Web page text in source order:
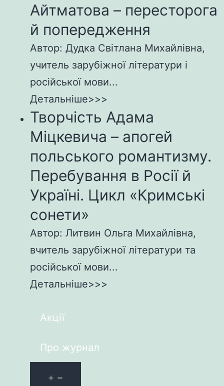
Айтматова – пересторога
й попередження
Автор: Дудка Світлана Михайлівна,
учитель зарубіжної літератури і
російської мови...
Детальніше>>>
Творчість Адама
Міцкевича – апогей
польського романтизму.
Перебування в Росії й
Україні. Цикл «Кримські
сонети»
Автор: Литвин Ольга Михайлівна,
вчитель зарубіжної літератури та
російської мови...
Детальніше>>>
Акції
Про журнал